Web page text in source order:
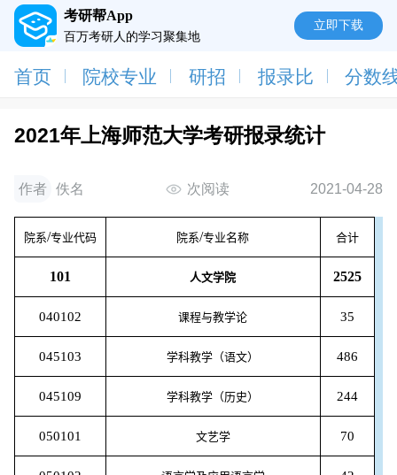
考研帮App
百万考研人的学习聚集地
立即下载
首页 院校专业 研招 报录比 分数
2021年上海师范大学考研报录统计
作者 佚名 次阅读 2021-04-28
院系/专业代码 院系/专业名称 合计
101 人文学院 2525
040102 课程与教学论 35
045103 学科教学（语文） 486
045109 学科教学（历史） 244
050101 文艺学 70